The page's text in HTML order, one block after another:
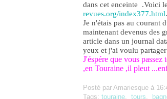
dans cet enceinte .Voici
revues.org/index377.html.
Je n'étais pas au courant
maintenant devenus des
article dans un journal
yeux et j'ai voulu
J'éspére que vous
,en Touraine ,il pleut
Posté par Amariesque à
Tags: touraine, tours,